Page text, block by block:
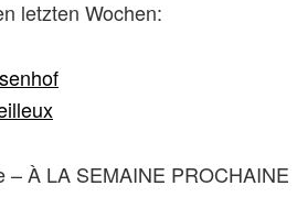
letzten Wochen:
– À LA SEMAINE PROCHAINE